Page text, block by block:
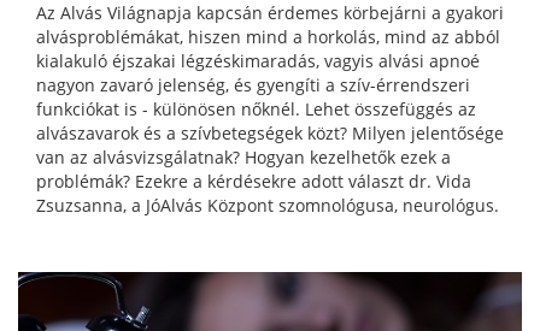
Az Alvás Világnapja kapcsán érdemes körbejárni a gyakori
alvásproblémákat, hiszen mind a horkolás, mind az abból
kialakuló éjszakai légzéskimaradás, vagyis alvási apnoé
nagyon zavaró jelenség, és gyengíti a szív-érrendszeri
funkciókat is - különösen nőknél. Lehet összefüggés az
alvászavarok és a szívbetegségek közt? Milyen jelentősége
van az alvásvizsgálatnak? Hogyan kezelhetők ezek a
problémák? Ezekre a kérdésekre adott választ dr. Vida
Zsuzsanna, a JóAlvás Központ szomnológusa, neurológus.